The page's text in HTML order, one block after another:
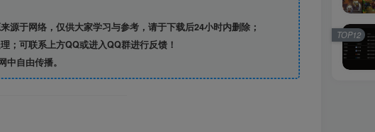
源于网络，仅供大家学习与参考，请于下载后24小时内删除；
；可联系上方QQ或进入QQ群进行反馈！
自由传播。
TOP12